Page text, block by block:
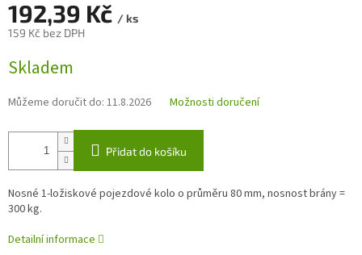
192,39 Kč / ks
159 Kč bez DPH
cena:
Skladem
Můžeme doručit do: 11.8.2026 Možnosti doručení
Přidat do košíku
Nosné 1-ložiskové pojezdové kolo o průměru 80 mm, nosnost brány =
300 kg.
Detailní informace